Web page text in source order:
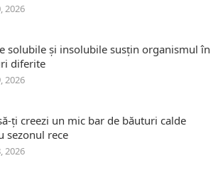
2026
solubile și insolubile susțin organismul în
diferite
2026
ți creezi un mic bar de băuturi calde
sezonul rece
2026